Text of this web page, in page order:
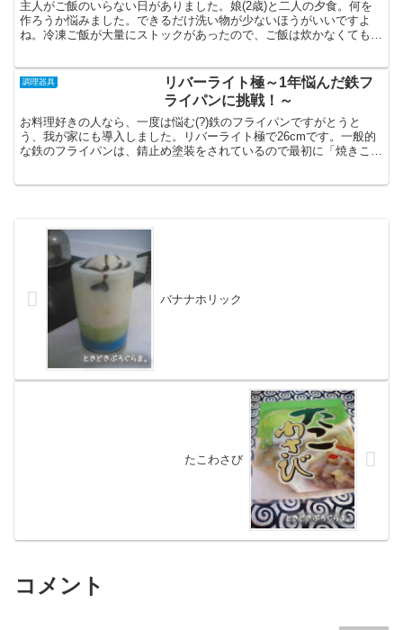
主人がご飯のいらない日がありました。娘(2歳)と二人の夕食。何を
作ろうか悩みました。できるだけ洗い物が少ないほうがいいですよ
ね。冷凍ご飯が大量にストックがあったので、ご飯は炊かなくても大
調理器具
リバーライト極～1年悩んだ鉄フ
ライパンに挑戦！～
お料理好きの人なら、一度は悩む(?)鉄のフライパンですがとうと
う、我が家にも導入しました。リバーライト極で26cmです。一般的
な鉄のフライパンは、錆止め塗装をされているので最初に「焼きこ
バナナホリック
たこわさび
コメント